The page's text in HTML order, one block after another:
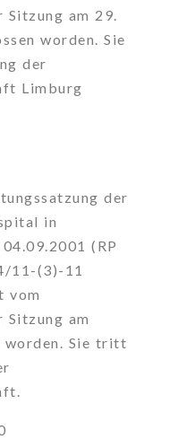
am 29.
worden. Sie
der
Limburg
der
in
(RP
11-(3)-11
vom
Sitzung am
worden. Sie tritt